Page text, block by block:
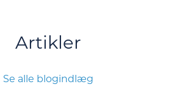
Artikler
Se alle blogindlæg